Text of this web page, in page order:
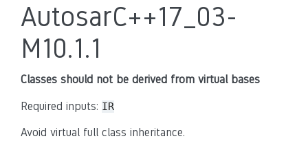
AutosarC++17_03-
M10.1.1
Classes should not be derived from virtual bases
Required inputs: IR
Avoid virtual full class inheritance.